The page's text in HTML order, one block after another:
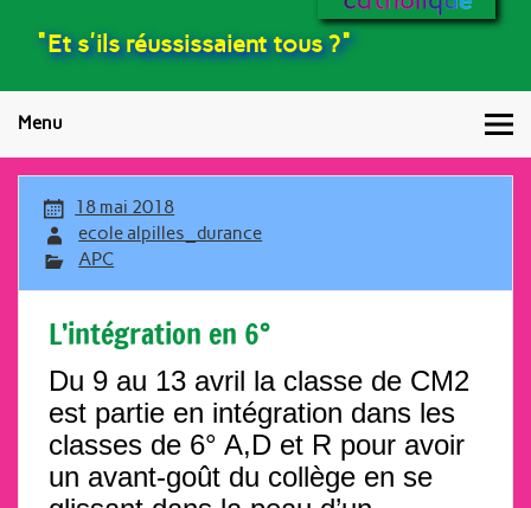
"Et s'ils réussissaient tous ?"
Menu
18 mai 2018
ecole alpilles_durance
APC
L’intégration en 6°
Du 9 au 13 avril la classe de CM2
est partie en intégration dans les
classes de 6° A,D et R pour avoir
un avant-goût du collège en se